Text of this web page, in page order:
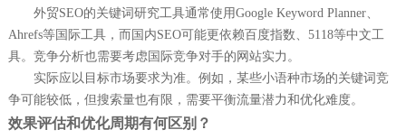
外贸SEO的关键词研究工具通常使用Google Keyword Planner、
Ahrefs等国际工具，而国内SEO可能更依赖百度指数、5118等中文工
具。竞争分析也需要考虑国际竞争对手的网站实力。
实际应以目标市场要求为准。例如，某些小语种市场的关键词竞
争可能较低，但搜索量也有限，需要平衡流量潜力和优化难度。
效果评估和优化周期有何区别？